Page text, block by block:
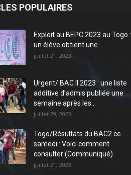
POPULAIRES
Exploit au BEPC 2023 au Togo :
un élève obtient une...
juillet 21, 2023
Urgent/ BAC II 2023 : une liste
additive d’admis publiée une
semaine après les...
juillet 29, 2023
Togo/Résultats du BAC2 ce
samedi : Voici comment
consulter (Communiqué)
juillet 21, 2023